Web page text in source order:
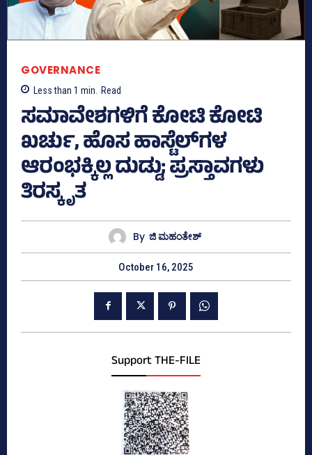
GOVERNANCE
Less than 1 min. Read
ಸಮಾವೇಶಗಳಿಗೆ ಕೋಟಿ ಕೋಟಿ
ಖರ್ಚು, ಹೊಸ ಹಾಸ್ಟೆಲ್‌ಗಳ
ಆರಂಭಕ್ಕಿಲ್ಲ ದುಡ್ಡು; ಪ್ರಸ್ತಾವಗಳು
ತಿರಸ್ಕೃತ
By ಜಿ ಮಹಂತೇಶ್
October 16, 2025
Support THE-FILE